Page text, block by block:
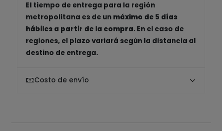
El tiempo de entrega para la región
metropolitana es de un máximo de 5 días
hábiles a partir de la compra. En el caso de
regiones, el plazo variará según la distancia al
destino de entrega.
Costo de envío